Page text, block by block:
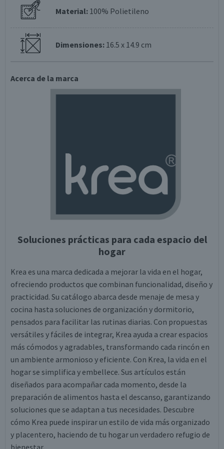
Material: 100% Polietileno
Dimensiones: 16.5 x 14.9 cm
Acerca de la marca
Soluciones prácticas para cada espacio del
hogar
Krea es una marca dedicada a mejorar la vida en el hogar,
ofreciendo productos que combinan funcionalidad, diseño y
practicidad. Su catálogo abarca desde menaje de mesa y
cocina hasta soluciones de organización y dormitorio,
pensados para facilitar las rutinas diarias. Con propuestas
versátiles y fáciles de integrar, Krea ayuda a crear espacios
más cómodos y agradables, transformando cada rincón en
un ambiente armonioso y eficiente. Con Krea, la vida en el
hogar se simplifica y embellece. Sus artículos están
diseñados para acompañar cada momento, desde la
preparación de alimentos hasta el descanso, garantizando
soluciones que se adaptan a tus necesidades. Descubre
cómo Krea puede inspirar un estilo de vida más organizado
y placentero, haciendo de tu hogar un verdadero refugio de
bienestar.